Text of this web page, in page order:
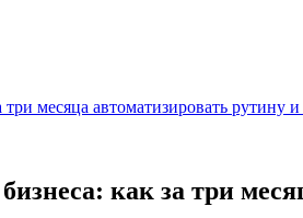
месяца автоматизировать рутину
как за три